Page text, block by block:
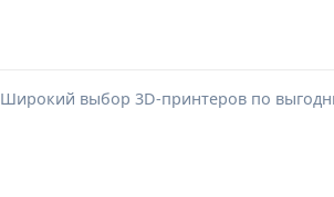
выбор 3D-принтеров по